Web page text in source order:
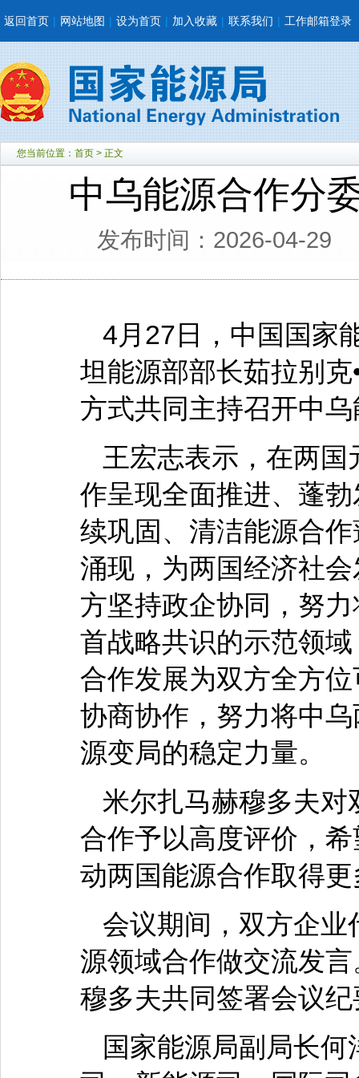
返回首页 | 网站地图 | 设为首页 | 加入收藏 | 联系我们 | 工作邮箱登录
您当前位置： 首页 > 正文
中乌能源合作分
发布时间：2026-04-29
4月27日，中国国家
坦能源部部长茹拉别
方式共同主持召开中
王宏志表示，在两
作呈现全面推进、蓬
续巩固、清洁能源合
涌现，为两国经济社
方坚持政企协同，努
首战略共识的示范领
合作发展为双方全方
协商协作，努力将中
源变局的稳定力量。
米尔扎马赫穆多夫
合作予以高度评价，
动两国能源合作取得
会议期间，双方企
源领域合作做交流发
穆多夫共同签署会议
国家能源局副局长